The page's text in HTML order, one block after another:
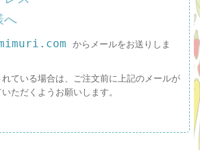
へ
からメールをお送りしま
ている場合は、ご注文前に上記のメールが
ただくようお願いします。